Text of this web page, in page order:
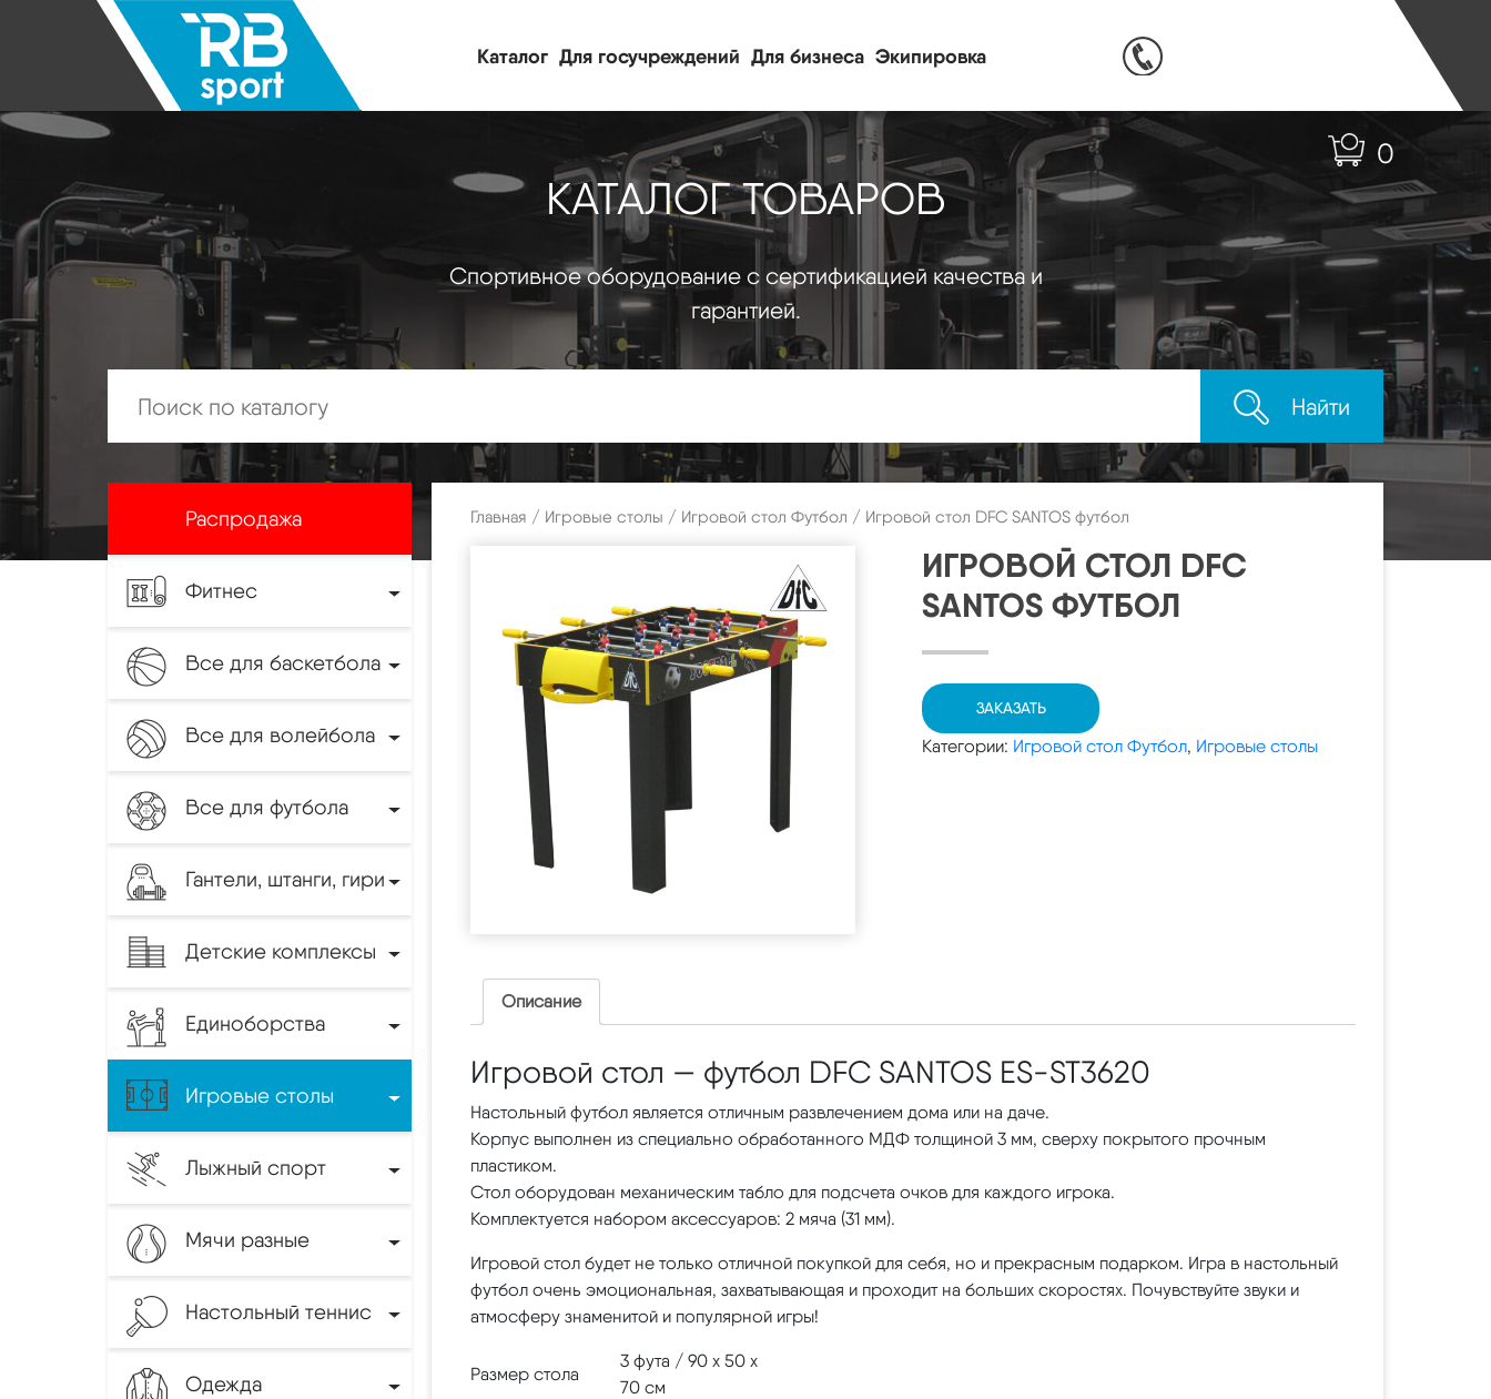
Каталог Для госучреждений Для бизнеса Экипировка
0
КАТАЛОГ ТОВАРОВ
Спортивное оборудование с сертификацией качества и
гарантией.
Найти
Распродажа
Фитнес
Все для баскетбола
Все для волейбола
Все для футбола
Гантели, штанги, гири
Детские комплексы
Единоборства
Игровые столы
Лыжный спорт
Мячи разные
Настольный теннис
Одежда
Главная / Игровые столы / Игровой стол Футбол / Игровой стол DFC SANTOS футбол
ИГРОВОЙ СТОЛ DFC
SANTOS ФУТБОЛ
ЗАКАЗАТЬ
Категории: Игровой стол Футбол, Игровые столы
Описание
Игровой стол — футбол DFC SANTOS ES-ST3620
Настольный футбол является отличным развлечением дома или на даче.
Корпус выполнен из специально обработанного МДФ толщиной 3 мм, сверху покрытого прочным
пластиком.
Стол оборудован механическим табло для подсчета очков для каждого игрока.
Комплектуется набором аксессуаров: 2 мяча (31 мм).
Игровой стол будет не только отличной покупкой для себя, но и прекрасным подарком. Игра в настольный
футбол очень эмоциональная, захватывающая и проходит на больших скоростях. Почувствуйте звуки и
атмосферу знаменитой и популярной игры!
Размер стола
3 фута / 90 х 50 х
70 см